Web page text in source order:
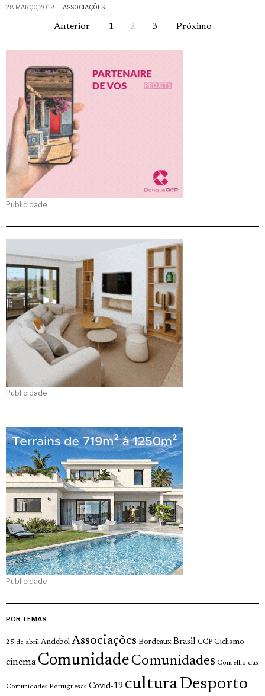
28 MARÇO, 2018 ASSOCIAÇÕES
Anterior 1 2 3 Próximo
Publicidade
Publicidade
Publicidade
POR TEMAS
25 de abril Andebol Associações Bordeaux Brasil CCP Ciclismo
cinema Comunidade Comunidades Conselho das
Comunidades Portuguesas Covid-19 culturaDesporto